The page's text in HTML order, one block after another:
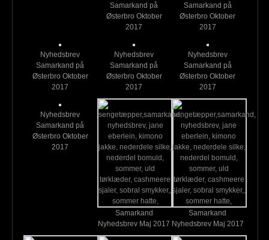
Samarkand på
Østerbro Oktober
2017
Samarkand på
Østerbro Oktober
2017
Nyhedsbrev
Samarkand på
Østerbro Oktober
2017
Nyhedsbrev
Samarkand på
Østerbro Oktober
2017
Nyhedsbrev
Samarkand på
Østerbro Oktober
2017
Nyhedsbrev
Samarkand på
Østerbro Oktober
2017
Samarkand
Nyhedsbrev Maj 2017
Samarkand
Nyhedsbrev Maj 2017